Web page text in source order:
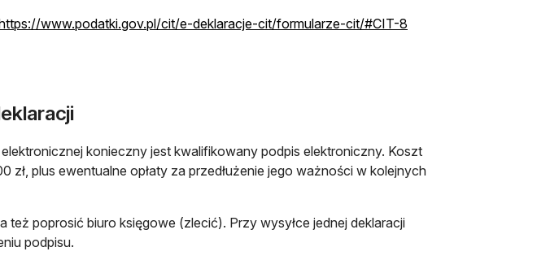
www.podatki.gov.pl/cit/e-deklaracje-cit/formularze-cit/#CIT-8
konieczny jest kwalifikowany podpis elektroniczny. Koszt
zł, plus ewentualne opłaty za przedłużenie jego ważności w kolejnych
też poprosić biuro księgowe (zlecić). Przy wysyłce jednej deklaracji
podpisu.